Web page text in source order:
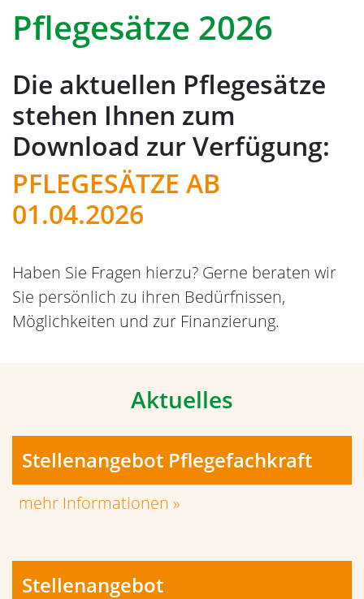
Pflegesätze 2026
Die aktuellen Pflegesätze
stehen Ihnen zum
Download zur Verfügung:
PFLEGESÄTZE AB
01.04.2026
Haben Sie Fragen hierzu? Gerne beraten wir
Sie persönlich zu ihren Bedürfnissen,
Möglichkeiten und zur Finanzierung.
Aktuelles
Stellenangebot Pflegefachkraft
mehr Informationen »
Stellenangebot